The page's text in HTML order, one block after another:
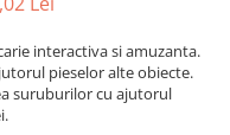
interactiva si amuzanta.
pieselor alte obiecte.
suruburilor cu ajutorul